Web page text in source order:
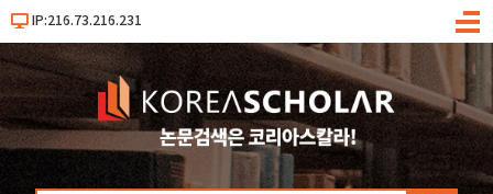
IP:216.73.216.231
메